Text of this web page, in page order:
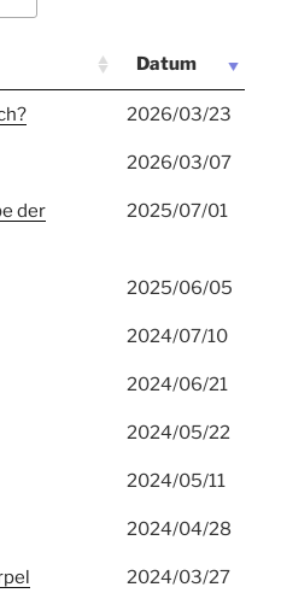
Datum
2026/03/23
2026/03/07
der
2025/07/01
2025/06/05
2024/07/10
2024/06/21
2024/05/22
2024/05/11
2024/04/28
2024/03/27